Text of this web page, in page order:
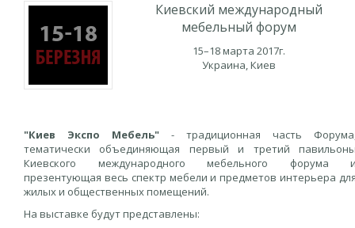
Киевский международный
мебельный форум
15–18 марта 2017г.
Украина, Киев
"Киев Экспо Мебель" - традиционная часть
тематически объединяющая первый и третий
Киевского международного мебельного форума
презентующая весь спектр мебели и предметов интерьера
жилых и общественных помещений.
На выставке будут представлены: